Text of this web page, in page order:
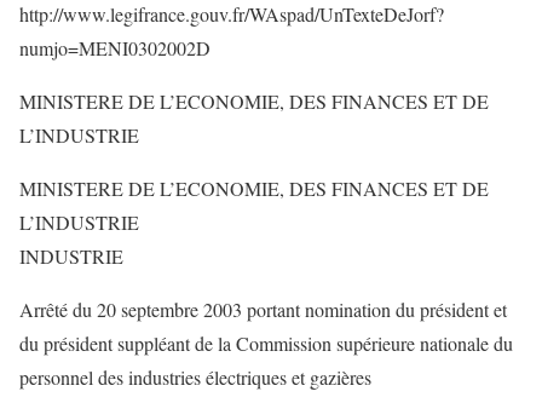
http://www.legifrance.gouv.fr/WAspad/UnTexteDeJorf?
numjo=MENI0302002D
MINISTERE DE L’ECONOMIE, DES FINANCES ET DE
L’INDUSTRIE
MINISTERE DE L’ECONOMIE, DES FINANCES ET DE
L’INDUSTRIE
INDUSTRIE
Arrêté du 20 septembre 2003 portant nomination du président et
du président suppléant de la Commission supérieure nationale du
personnel des industries électriques et gazières